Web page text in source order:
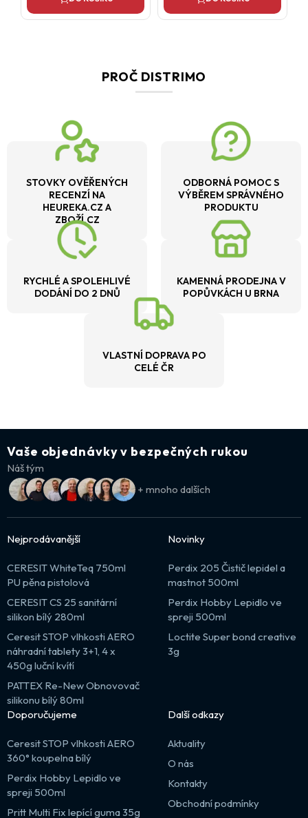
PROČ DISTRIMO
STOVKY OVĚŘENÝCH
RECENZÍ NA
HEUREKA.CZ A
ZBOŽÍ.CZ
ODBORNÁ POMOC S
VÝBĚREM SPRÁVNÉHO
PRODUKTU
RYCHLÉ A SPOLEHLIVÉ
DODÁNÍ DO 2 DNŮ
KAMENNÁ PRODEJNA V
POPŮVKÁCH U BRNA
VLASTNÍ DOPRAVA PO
CELÉ ČR
Vaše objednávky v bezpečných rukou
Náš tým
+ mnoho dalších
Nejprodávanější
CERESIT WhiteTeq 750ml
PU pěna pistolová
CERESIT CS 25 sanitární
silikon bílý 280ml
Ceresit STOP vlhkosti AERO
náhradní tablety 3+1, 4 x
450g luční kvítí
PATTEX Re-New Obnovovač
silikonu bílý 80ml
Novinky
Perdix 205 Čistič lepidel a
mastnot 500ml
Perdix Hobby Lepidlo ve
spreji 500ml
Loctite Super bond creative
3g
Doporučujeme
Ceresit STOP vlhkosti AERO
360° koupelna bílý
Perdix Hobby Lepidlo ve
spreji 500ml
Pritt Multi Fix lepící guma 35g
Další odkazy
Aktuality
O nás
Kontakty
Obchodní podmínky